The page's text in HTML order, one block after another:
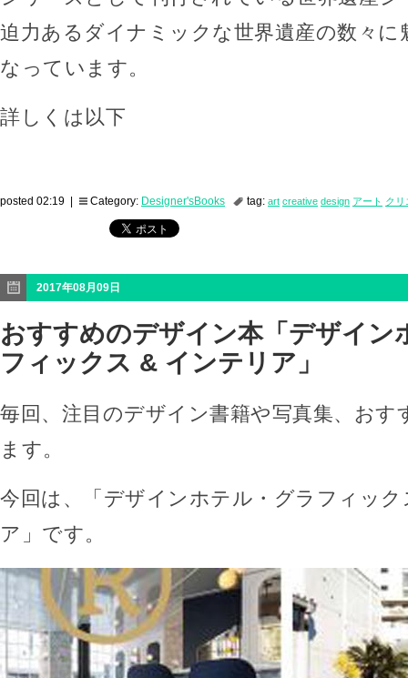
迫力あるダイナミックな世界遺産の数々に
なっています。
詳しくは以下
posted 02:19 | Category: Designer'sBooks tag: art creative design アート クリ
2017年08月09日
おすすめのデザイン本「デザイン
フィックス & インテリア」
毎回、注目のデザイン書籍や写真集、おす
ます。
今回は、「デザインホテル・グラフィッ
ア」です。